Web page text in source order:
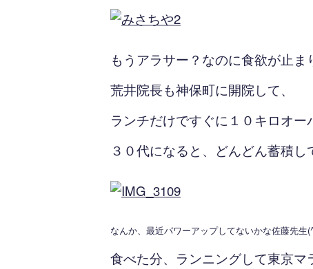
もうアラサー？なのに食欲が止ま
荒井院長も神保町に開院して、
ランチだけですぐに１０キロオ
３０代になると、どんどん蓄積
なんか、最近パワーアップしてないかな佐藤先
食べた分、ランニングして東京マ